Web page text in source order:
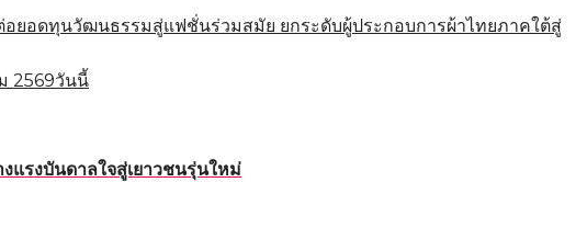
ยอดทุนวัฒนธรรมสู่แฟชั่นร่วมสมัย ยกระดับผู้ประกอบการผ้าไทยภาคใต้สู่
2569วันนี้
แรงบันดาลใจสู่เยาวชนรุ่นใหม่